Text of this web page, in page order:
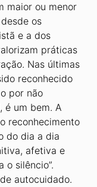
maior ou menor
os
e a dos
práticas
Nas últimas
reconhecido
por não
é um bem. A
reconhecimento
do dia a dia
afetiva e
o silêncio”.
autocuidado.